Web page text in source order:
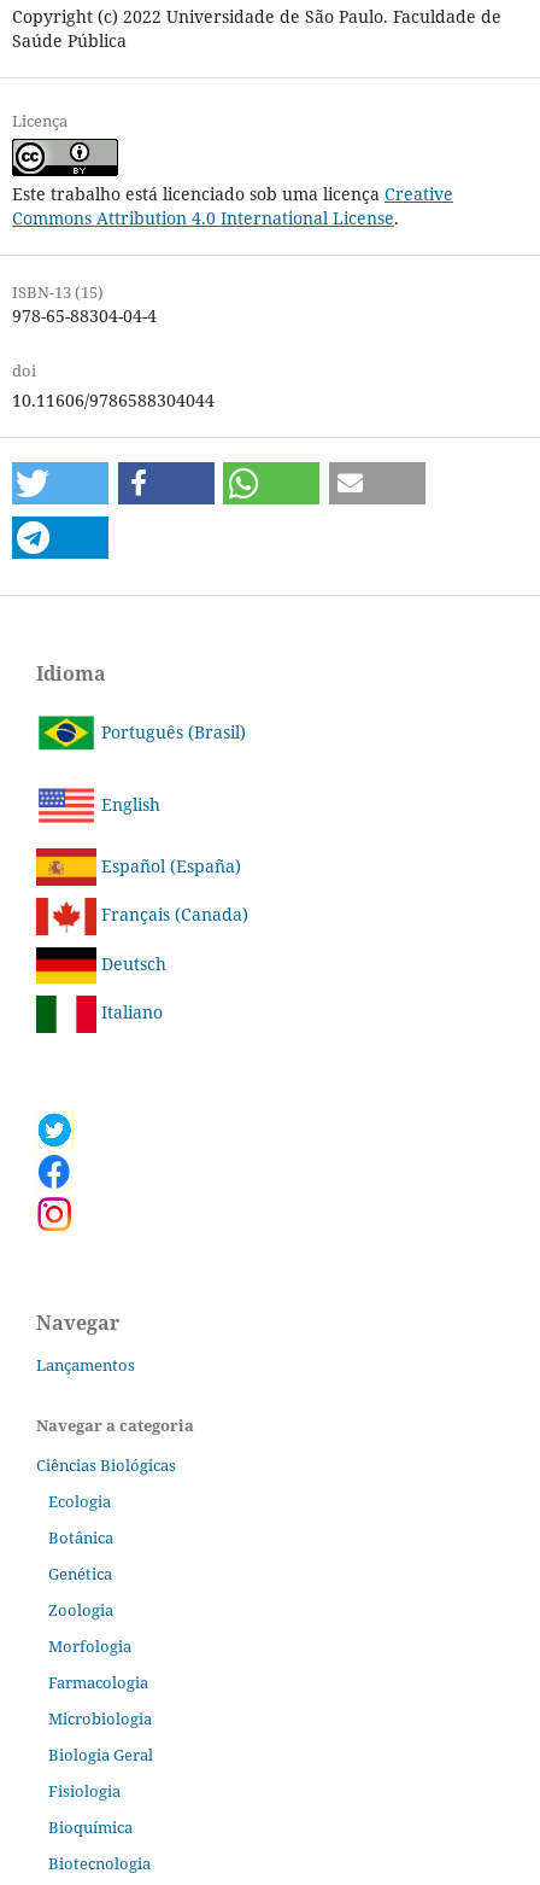
Copyright (c) 2022 Universidade de São Paulo. Faculdade de
Saúde Pública
Licença
Este trabalho está licenciado sob uma licença Creative
Commons Attribution 4.0 International License.
ISBN-13 (15)
978-65-88304-04-4
doi
10.11606/9786588304044
Idioma
Português (Brasil)
English
Español (España)
Français (Canada)
Deutsch
Italiano
Navegar
Lançamentos
Navegar a categoria
Ciências Biológicas
Ecologia
Botânica
Genética
Zoologia
Morfologia
Farmacologia
Microbiologia
Biologia Geral
Fisiologia
Bioquímica
Biotecnologia